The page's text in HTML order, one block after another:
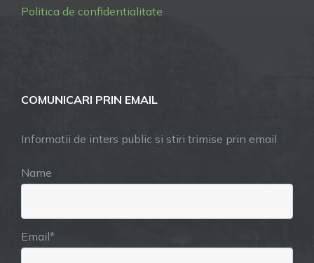
Politica de confidentialitate
COMUNICARI PRIN EMAIL
Informatii de inters public si stiri trimise prin email
Name
Email*